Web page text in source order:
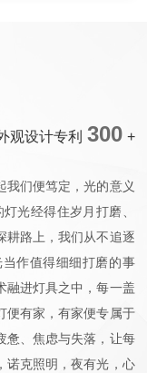
观设计专利 300 +
我们便笃定，光的意义
光经得住岁月打磨、
耕路上，我们从不追逐
作值得细细打磨的事
融进灯具之中，每一盖
便有家，有家便专属于
惫、焦虑与失落，让每
诺克照明，夜有光，心